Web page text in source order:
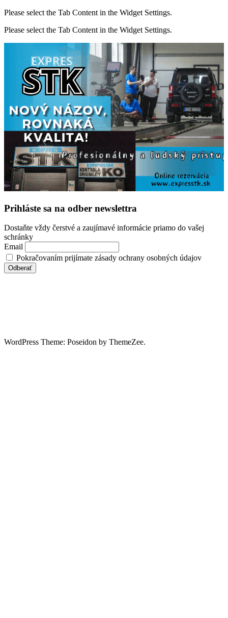
Please select the Tab Content in the Widget Settings.
Please select the Tab Content in the Widget Settings.
Prihláste sa na odber newslettra
Dostaňte vždy čerstvé a zaujímavé informácie priamo do vašej
schránky
Email
Pokračovaním prijímate zásady ochrany osobných údajov
WordPress Theme: Poseidon by ThemeZee.